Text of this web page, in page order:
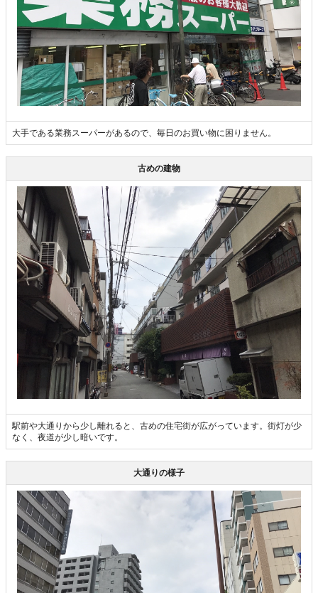
大手である業務スーパーがあるので、毎日のお買い物に困りません。
古めの建物
駅前や大通りから少し離れると、古めの住宅街が広がっています。街灯が少
なく、夜道が少し暗いです。
大通りの様子